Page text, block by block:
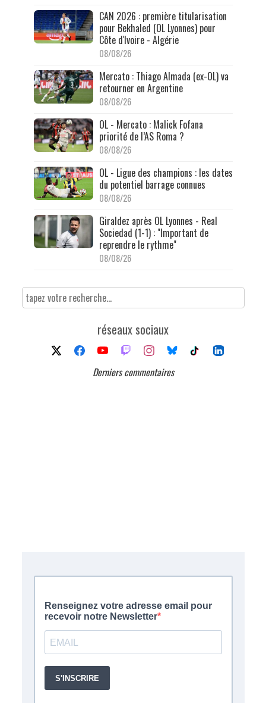
CAN 2026 : première titularisation
pour Bekhaled (OL Lyonnes) pour
Côte d'Ivoire - Algérie
08/08/26
Mercato : Thiago Almada (ex-OL) va
retourner en Argentine
08/08/26
OL - Mercato : Malick Fofana
priorité de l’AS Roma ?
08/08/26
OL - Ligue des champions : les dates
du potentiel barrage connues
08/08/26
Giraldez après OL Lyonnes - Real
Sociedad (1-1) : "Important de
reprendre le rythme"
08/08/26
réseaux sociaux
Derniers commentaires